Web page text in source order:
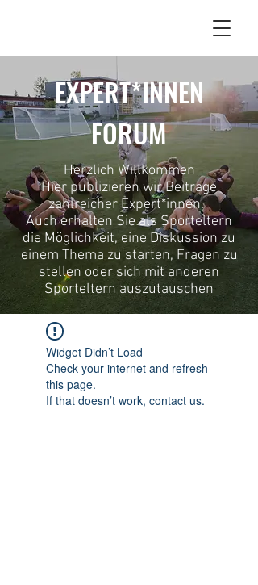
EXPERT*INNEN
FORUM
Herzlich Willkommen
Hier publizieren wir Beiträge
zahlreicher Expert*innen.
Auch erhalten Sie als Sporteltern
die Möglichkeit, eine Diskussion zu
einem Thema zu starten, Fragen zu
stellen oder sich mit anderen
Sporteltern auszutauschen
Widget Didn’t Load
Check your internet and refresh
this page.
If that doesn’t work, contact us.